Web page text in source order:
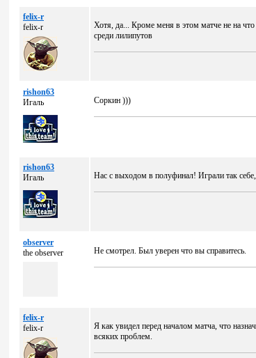
felix-r
felix-r
Хотя, да... Кроме меня в этом матче не на
среди лилипутов
rishon63
Игаль
Соркин )))
rishon63
Игаль
Нас с выходом в полуфинал! Играли так
observer
the observer
Не смотрел. Был уверен что вы справитесь.
felix-r
felix-r
Я как увидел перед началом матча, что
всяких проблем.